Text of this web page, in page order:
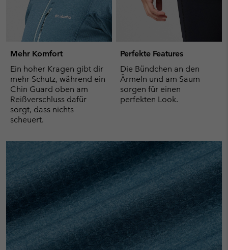
Mehr Komfort
Ein hoher Kragen gibt dir
mehr Schutz, während ein
Chin Guard oben am
Reißverschluss dafür
sorgt, dass nichts
scheuert.
Perfekte Features
Die Bündchen an den
Ärmeln und am Saum
sorgen für einen
perfekten Look.